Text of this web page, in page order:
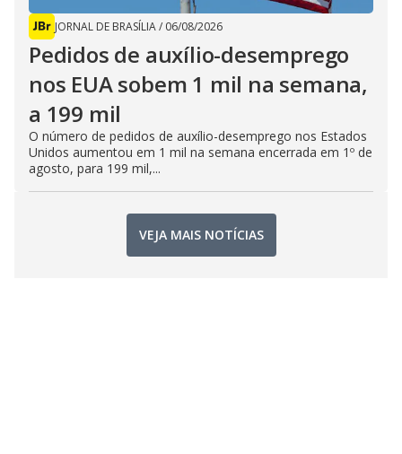
JORNAL DE BRASÍLIA/ 06/08/2026
Pedidos de auxílio-desemprego
nos EUA sobem 1 mil na semana,
a 199 mil
O número de pedidos de auxílio-desemprego nos Estados
Unidos aumentou em 1 mil na semana encerrada em 1º de
agosto, para 199 mil,...
VEJA MAIS NOTÍCIAS